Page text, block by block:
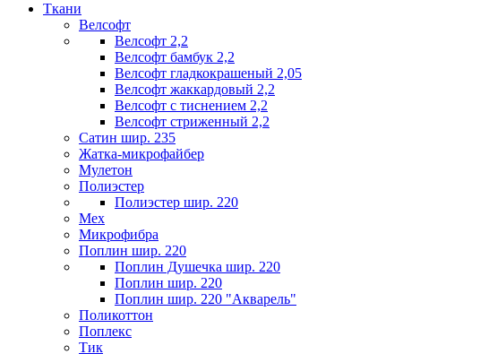
Ткани
Велсофт
Велсофт 2,2
Велсофт бамбук 2,2
Велсофт гладкокрашеный 2,05
Велсофт жаккардовый 2,2
Велсофт с тиснением 2,2
Велсофт стриженный 2,2
Сатин шир. 235
Жатка-микрофайбер
Мулетон
Полиэстер
Полиэстер шир. 220
Мех
Микрофибра
Поплин шир. 220
Поплин Душечка шир. 220
Поплин шир. 220
Поплин шир. 220 "Акварель"
Поликоттон
Поплекс
Тик